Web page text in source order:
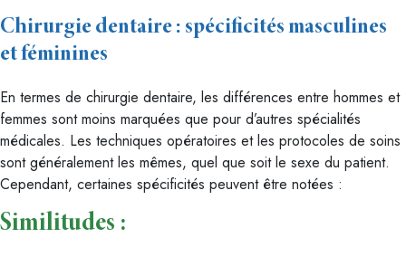
Chirurgie dentaire : spécificités masculines
et féminines
En termes de chirurgie dentaire, les différences entre hommes et
femmes sont moins marquées que pour d’autres spécialités
médicales. Les techniques opératoires et les protocoles de soins
sont généralement les mêmes, quel que soit le sexe du patient.
Cependant, certaines spécificités peuvent être notées :
Similitudes :